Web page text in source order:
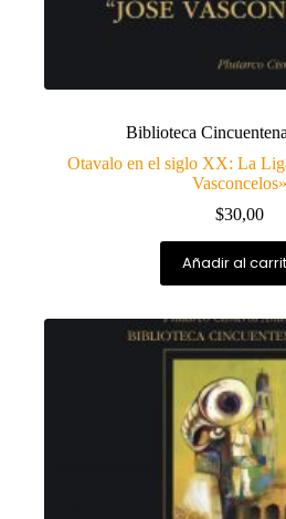
Biblioteca
Otavalo en el siglo XX: La
Vasconcelos»
$30,00
Añadir al